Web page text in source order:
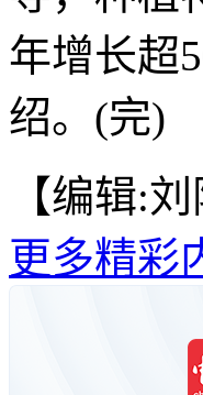
年增长超
绍。(完)
【编辑:刘
更多精彩